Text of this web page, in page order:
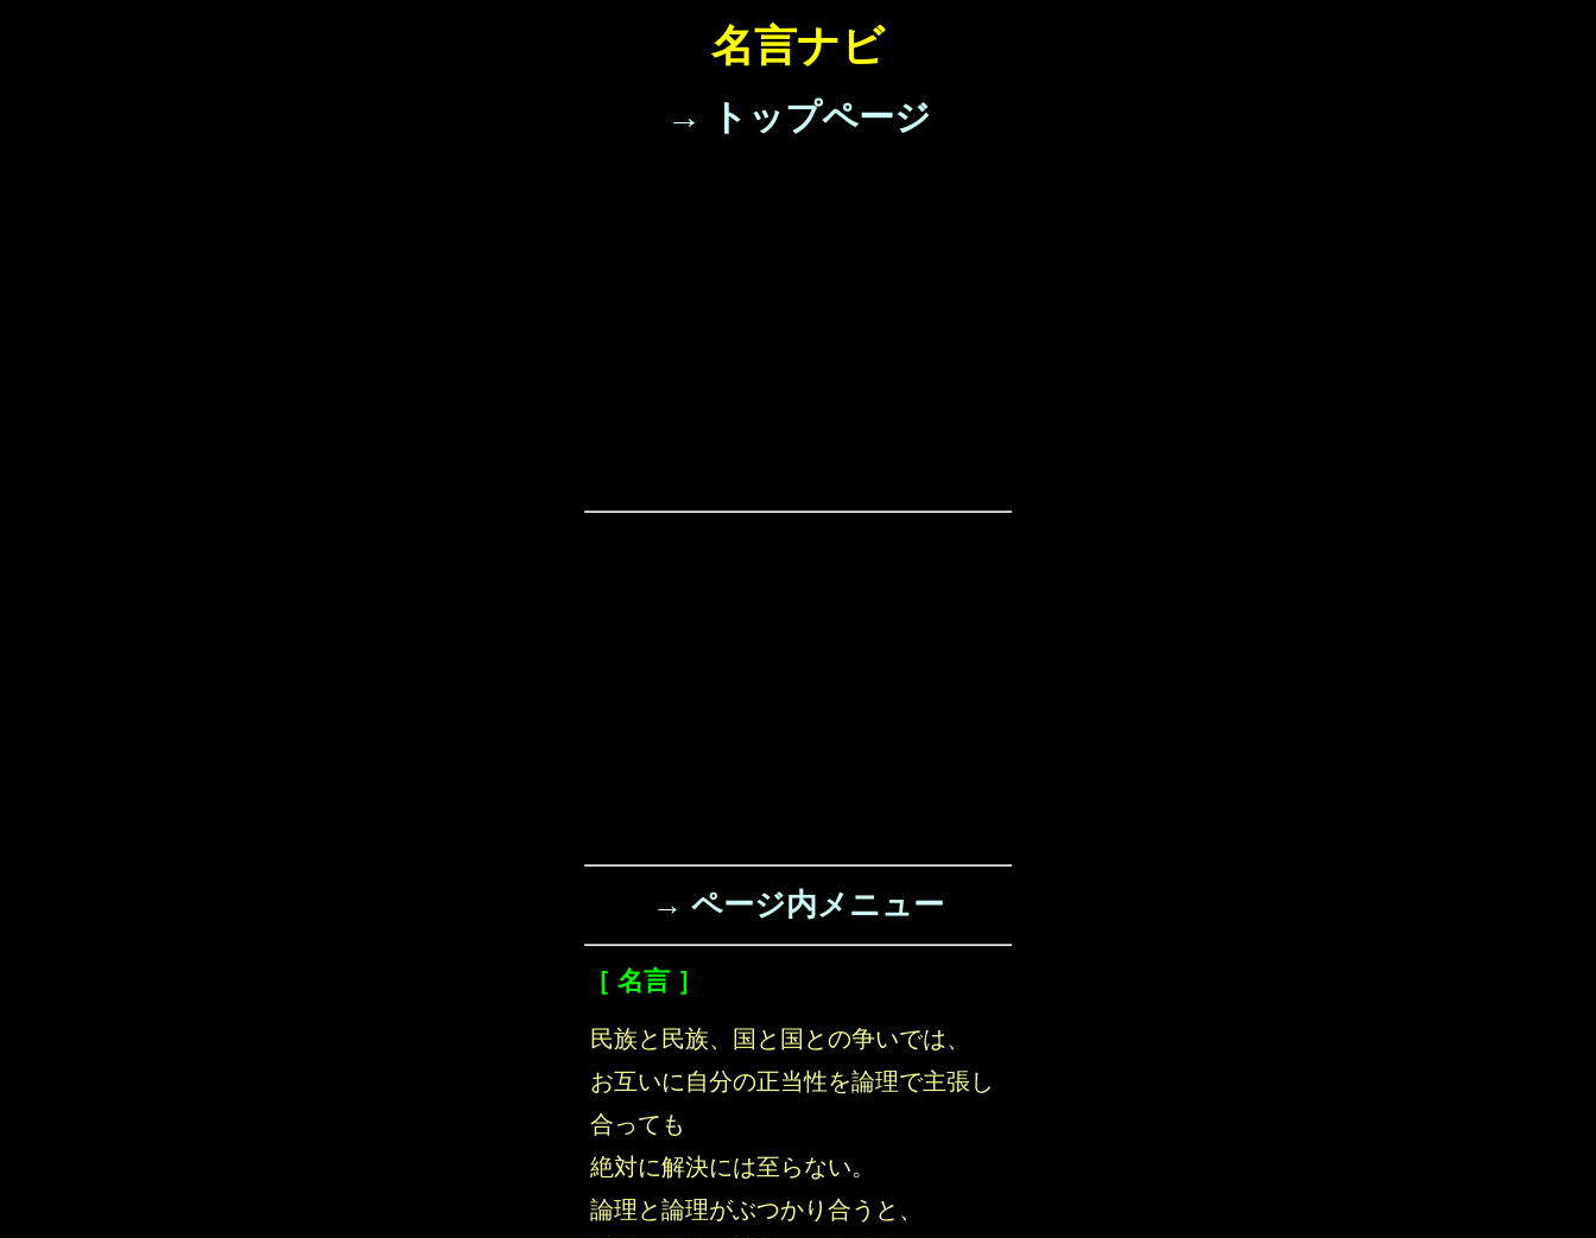
名言ナビ
→ トップページ
→ ページ内メニュー
［ 名言 ］
民族と民族、国と国との争いでは、
お互いに自分の正当性を論理で主張し
合っても
絶対に解決には至らない。
論理と論理がぶつかり合うと、